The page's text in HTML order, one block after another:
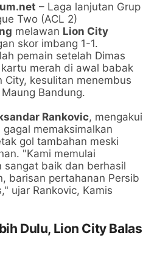
– Laga lanjutan Grup
Two (ACL 2)
melawan Lion City
skor imbang 1-1.
pemain setelah Dimas
merah di awal babak
City, kesulitan menembus
Bandung.
Rankovic, mengakui
memaksimalkan
gol tambahan meski
"Kami memulai
sangat baik dan berhasil
barisan pertahanan Persib
ujar Rankovic, Kamis
Dulu, Lion City Balas